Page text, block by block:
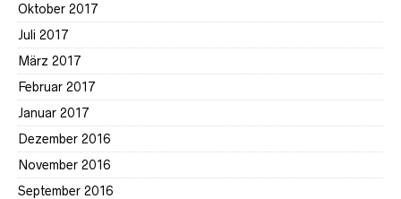
Oktober 2017
Juli 2017
März 2017
Februar 2017
Januar 2017
Dezember 2016
November 2016
September 2016